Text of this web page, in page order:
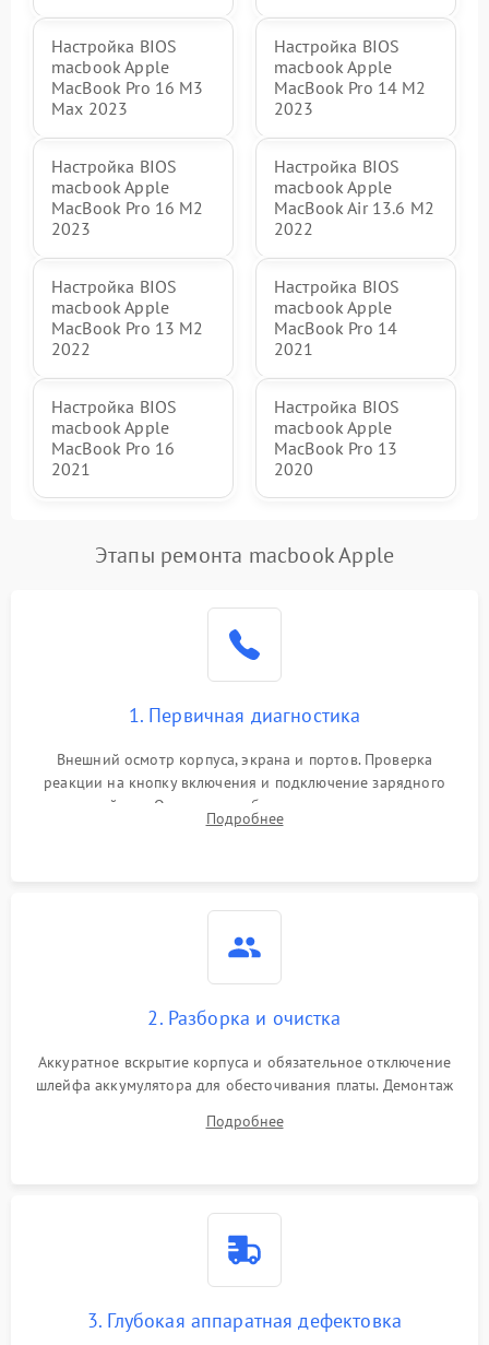
Настройка BIOS
macbook Apple
MacBook Pro 16 M3
Max 2023
Настройка BIOS
macbook Apple
MacBook Pro 14 M2
2023
Настройка BIOS
macbook Apple
MacBook Pro 16 M2
2023
Настройка BIOS
macbook Apple
MacBook Air 13.6 M2
2022
Настройка BIOS
macbook Apple
MacBook Pro 13 M2
2022
Настройка BIOS
macbook Apple
MacBook Pro 14
2021
Настройка BIOS
macbook Apple
MacBook Pro 16
2021
Настройка BIOS
macbook Apple
MacBook Pro 13
2020
Этапы ремонта macbook Apple
1. Первичная диагностика
Внешний осмотр корпуса, экрана и портов. Проверка
реакции на кнопку включения и подключение зарядного
устройства. Оценка потребления тока с помощью
лабораторного блока питания для локализации проблемы.
Подробнее
2. Разборка и очистка
Аккуратное вскрытие корпуса и обязательное отключение
шлейфа аккумулятора для обесточивания платы. Демонтаж
высохшей термопасты с кристаллов чипов.
Подробнее
3. Глубокая аппаратная дефектовка